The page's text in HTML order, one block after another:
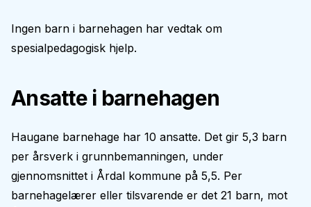
Ingen barn i barnehagen har vedtak om
spesialpedagogisk hjelp.
Ansatte i barnehagen
Haugane barnehage har 10 ansatte. Det gir 5,3 barn
per årsverk i grunnbemanningen, under
gjennomsnittet i Årdal kommune på 5,5. Per
barnehagelærer eller tilsvarende er det 21 barn, mot